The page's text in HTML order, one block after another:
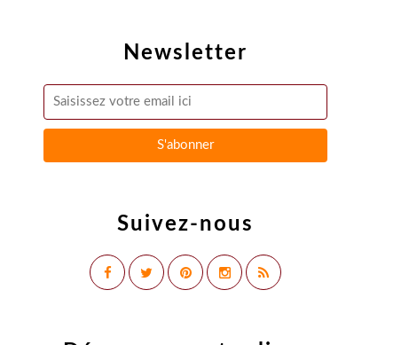
Newsletter
Suivez-nous